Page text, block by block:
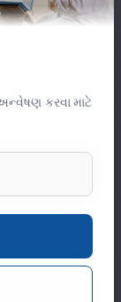
કરવા માટે